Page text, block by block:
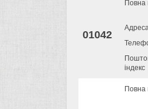
01042
Повна
індекс
Повна